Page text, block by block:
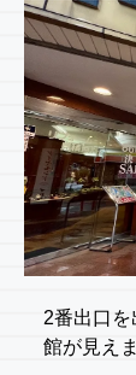
2番出口
館が見え